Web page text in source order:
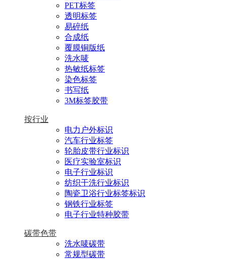
PET标签
透明标签
易碎纸
合成纸
覆膜铜版纸
洗水唛
热敏纸标签
染色标签
书写纸
3M标签胶带
按行业
电力户外标识
汽车行业标签
轮胎皮带行业标识
医疗实验室标识
电子行业标识
纺织干洗行业标识
陶瓷卫浴行业标签标识
钢铁行业标签
电子行业特种胶带
碳带色带
洗水唛碳带
常规型碳带